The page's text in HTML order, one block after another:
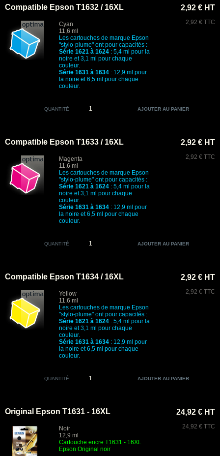
Compatible Epson T1632 / 16XL
Cyan
11,6 ml
Les cartouches de marque Epson
"stylo-plume" ont pour capacités :
Série 1621 à 1624 : 5,4 ml pour la
noire et 3,1 ml pour chaque
couleur.
Série 1631 à 1634 : 12,9 ml pour
la noire et 6,5 ml pour chaque
couleur.
2,92 € HT
2,92 € TTC
QUANTITÉ
Compatible Epson T1633 / 16XL
Magenta
11.6 ml
Les cartouches de marque Epson
"stylo-plume" ont pour capacités :
Série 1621 à 1624 : 5,4 ml pour la
noire et 3,1 ml pour chaque
couleur.
Série 1631 à 1634 : 12,9 ml pour
la noire et 6,5 ml pour chaque
couleur.
2,92 € HT
2,92 € TTC
QUANTITÉ
Compatible Epson T1634 / 16XL
Yellow
11.6 ml
Les cartouches de marque Epson
"stylo-plume" ont pour capacités :
Série 1621 à 1624 : 5,4 ml pour la
noire et 3,1 ml pour chaque
couleur.
Série 1631 à 1634 : 12,9 ml pour
la noire et 6,5 ml pour chaque
couleur.
2,92 € HT
2,92 € TTC
QUANTITÉ
Original Epson T1631 - 16XL
Noir
12,9 ml
Cartouche encre T1631 - 16XL
Epson Original noir
24,92 € HT
24,92 € TTC